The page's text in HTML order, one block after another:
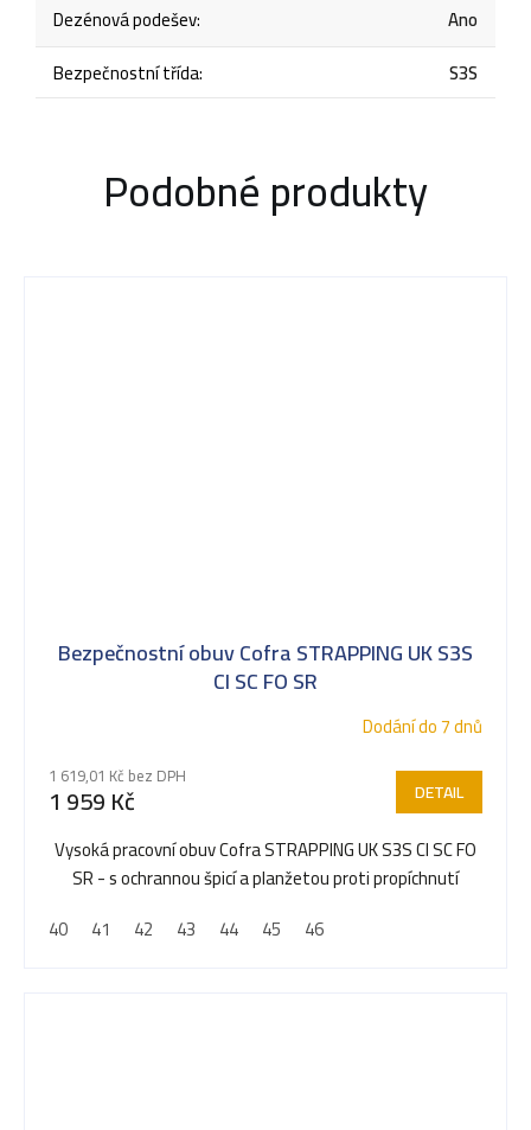
Dezénová podešev:
Ano
Bezpečnostní třída: S3S
Podobné produkty
Bezpečnostní obuv Cofra STRAPPING UK S3S
CI SC FO SR
Dodání do 7 dnů
1 619,01 Kč bez DPH
1 959 Kč DETAIL
Vysoká pracovní obuv Cofra STRAPPING UK S3S CI SC FO
SR - s ochrannou špicí a planžetou proti propíchnutí
40
41 42 43 44 45 46